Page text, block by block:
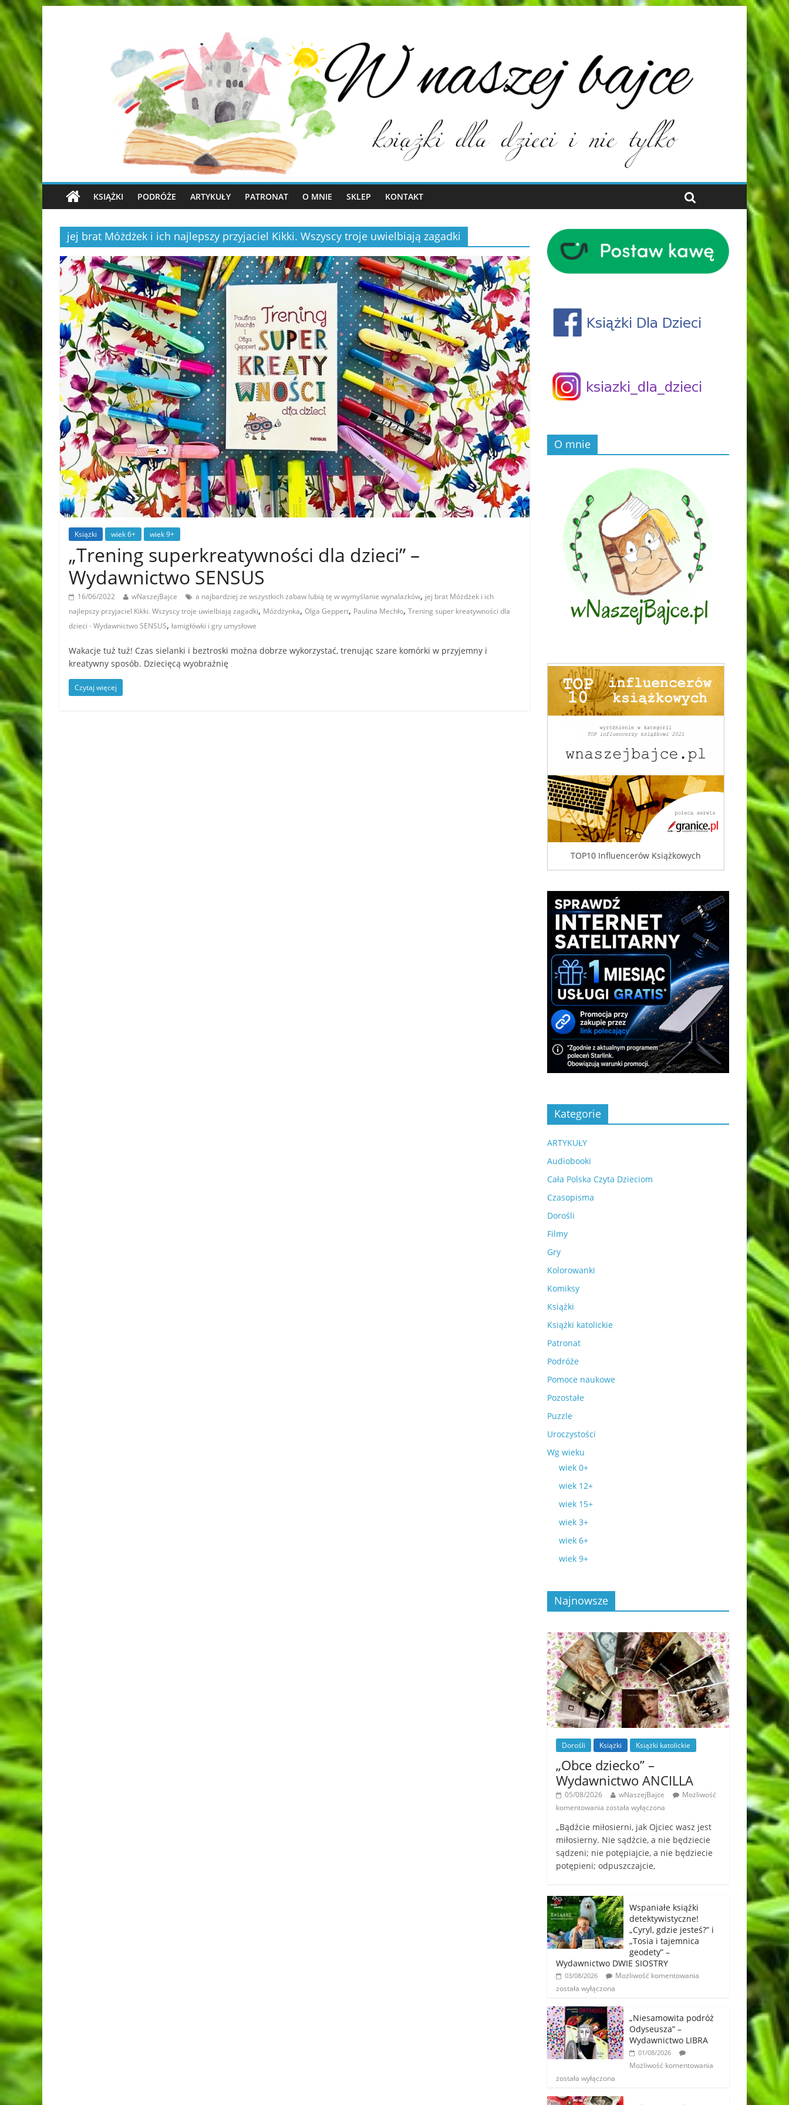
KSIĄŻKI PODRÓŻE ARTYKUŁY PATRONAT O MNIE SKLEP KONTAKT
jej brat Móżdżek i ich najlepszy przyjaciel Kikki. Wszyscy troje uwielbiają zagadki
Książki wiek 6+ wiek 9+
„Trening superkreatywności dla dzieci” –
Wydawnictwo SENSUS
16/06/2022 wNaszejBajce a najbardziej ze wszystkich zabaw lubią tę w wymyślanie wynalazków, jej brat Móżdżek i ich
najlepszy przyjaciel Kikki. Wszyscy troje uwielbiają zagadki, Móżdżynka, Olga Geppert, Paulina Mechło, Trening super kreatywności dla
dzieci - Wydawnictwo SENSUS, łamigłówki i gry umysłowe
Wakacje tuż tuż! Czas sielanki i beztroski można dobrze wykorzystać, trenując szare komórki w przyjemny i
kreatywny sposób. Dziecięcą wyobraźnię
Czytaj więcej
O mnie
TOP10 Influencerów Książkowych
Kategorie
ARTYKUŁY
Audiobooki
Cała Polska Czyta Dzieciom
Czasopisma
Dorośli
Filmy
Gry
Kolorowanki
Komiksy
Książki
Książki katolickie
Patronat
Podróże
Pomoce naukowe
Pozostałe
Puzzle
Uroczystości
Wg wieku
wiek 0+
wiek 12+
wiek 15+
wiek 3+
wiek 6+
wiek 9+
Najnowsze
Dorośli Książki Książki katolickie
„Obce dziecko” –
Wydawnictwo ANCILLA
05/08/2026 wNaszejBajce
Możliwość
komentowania została wyłączona
„Bądźcie miłosierni, jak Ojciec wasz jest
miłosierny. Nie sądźcie, a nie będziecie
sądzeni; nie potępiajcie, a nie będziecie
potępieni; odpuszczajcie,
Wspaniałe książki
detektywistyczne!
„Cyryl, gdzie jesteś?” i
„Tosia i tajemnica
geodety” –
Wydawnictwo DWIE SIOSTRY
03/08/2026
Możliwość komentowania
została wyłączona
„Niesamowita podróż
Odyseusza” –
Wydawnictwo LIBRA
01/08/2026
Możliwość komentowania
została wyłączona